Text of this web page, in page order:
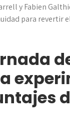
y Fabien
para revertir